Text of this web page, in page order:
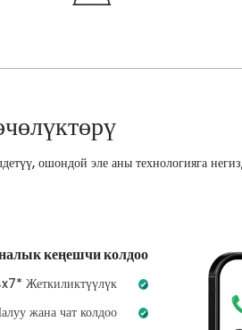
ошондой эле аны технологияга
кеңешчи колдоо
Жеткиликтүүлүк
жана чат колдоо